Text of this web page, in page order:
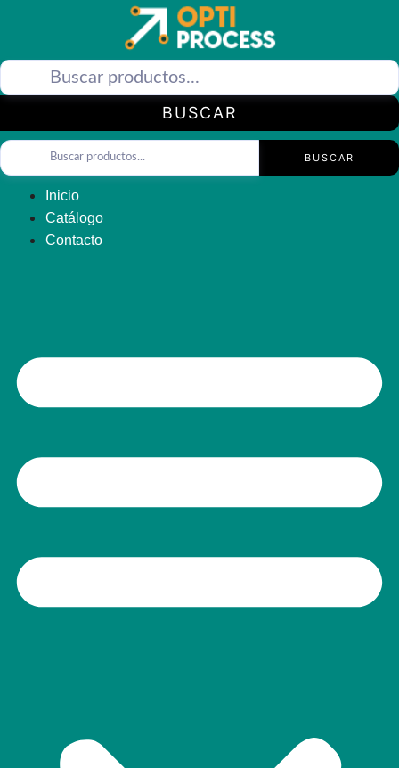
BUSCAR
BUSCAR
Inicio
Catálogo
Contacto